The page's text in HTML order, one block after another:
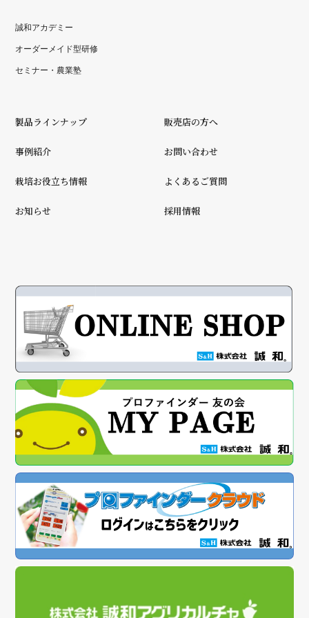
誠和アカデミー
オーダーメイド型研修
セミナー・農業塾
製品ラインナップ
事例紹介
栽培お役立ち情報
お知らせ
販売店の方へ
お問い合わせ
よくあるご質問
採用情報